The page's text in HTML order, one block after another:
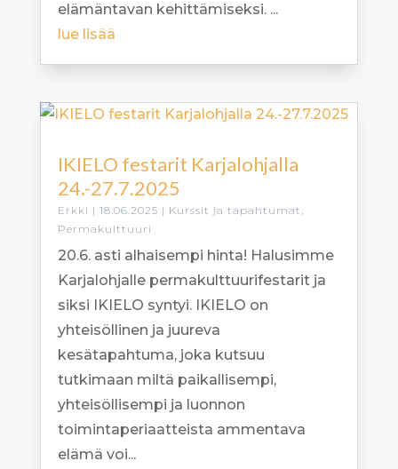
elämäntavan kehittämiseksi. ...
lue lisää
IKIELO festarit Karjalohjalla
24.-27.7.2025
Erkki | 18.06.2025 | Kurssit ja tapahtumat
Permakulttuuri
20.6. asti alhaisempi hinta! Halusimme
Karjalohjalle permakulttuurifestarit ja
siksi IKIELO syntyi. IKIELO on
yhteisöllinen ja juureva
kesätapahtuma, joka kutsuu
tutkimaan miltä paikallisempi,
yhteisöllisempi ja luonnon
toimintaperiaatteista ammentava
elämä voi...